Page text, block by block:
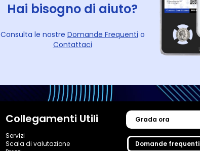
Hai bisogno di aiuto?
Consulta le nostre Domande Frequenti o
Contattaci
Collegamenti Utili
Servizi
Scala di valutazione
Grada ora
Domande frequenti